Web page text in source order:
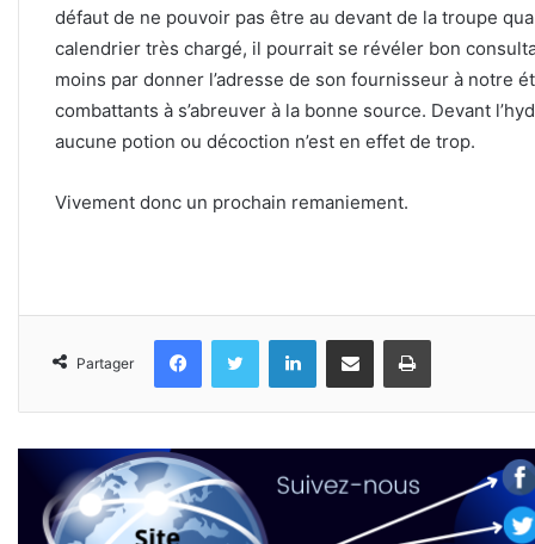
défaut de ne pouvoir pas être au devant de la troupe
calendrier très chargé, il pourrait se révéler bon
moins par donner l’adresse de son fournisseur à notre
combattants à s’abreuver à la bonne source. Devant
aucune potion ou décoction n’est en effet de trop.
Vivement donc un prochain remaniement.
Partager
FacebookTwitter LinkedinPartager par email Imprimer